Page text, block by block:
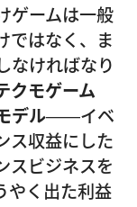
ゲームは一般
ではなく、ま
なければなり
クモゲーム
デル――イベ
ス収益にした
スビジネスを
やく出た利益